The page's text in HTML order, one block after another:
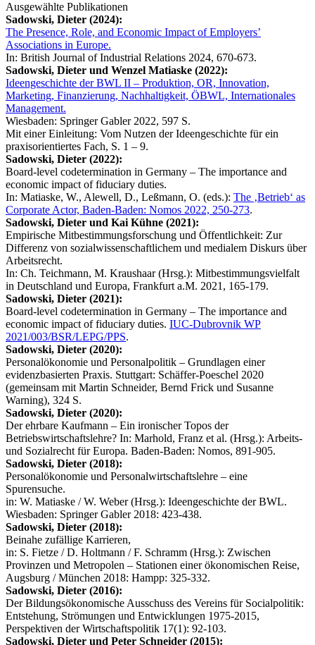
Ausgewählte Publikationen
Sadowski, Dieter (2024):
The Presence, Role, and Economic Impact of Employers’
Associations in Europe.
In: British Journal of Industrial Relations 2024, 670-673.
Sadowski, Dieter und Wenzel Matiaske (2022):
Ideengeschichte der BWL II – Produktion, OR, Innovation,
Marketing, Finanzierung, Nachhaltigkeit, ÖBWL, Internationales
Management.
Wiesbaden: Springer Gabler 2022, 597 S.
Mit einer Einleitung: Vom Nutzen der Ideengeschichte für ein
praxisorientiertes Fach, S. 1 – 9.
Sadowski, Dieter (2022):
Board-level codetermination in Germany – The importance and
economic impact of fiduciary duties.
In: Matiaske, W., Alewell, D., Leßmann, O. (eds.): The ‚Betrieb‘ as
Corporate Actor, Baden-Baden: Nomos 2022, 250-273.
Sadowski, Dieter und Kai Kühne (2021):
Empirische Mitbestimmungsforschung und Öffentlichkeit: Zur
Differenz von sozialwissenschaftlichem und medialem Diskurs über
Arbeitsrecht.
In: Ch. Teichmann, M. Kraushaar (Hrsg.): Mitbestimmungsvielfalt
in Deutschland und Europa, Frankfurt a.M. 2021, 165-179.
Sadowski, Dieter (2021):
Board-level codetermination in Germany – The importance and
economic impact of fiduciary duties. IUC-Dubrovnik WP
2021/003/BSR/LEPG/PPS.
Sadowski, Dieter (2020):
Personalökonomie und Personalpolitik – Grundlagen einer
evidenzbasierten Praxis. Stuttgart: Schäffer-Poeschel 2020
(gemeinsam mit Martin Schneider, Bernd Frick und Susanne
Warning), 324 S.
Sadowski, Dieter (2020):
Der ehrbare Kaufmann – Ein ironischer Topos der
Betriebswirtschaftslehre? In: Marhold, Franz et al. (Hrsg.): Arbeits-
und Sozialrecht für Europa. Baden-Baden: Nomos, 891-905.
Sadowski, Dieter (2018):
Personalökonomie und Personalwirtschaftslehre – eine
Spurensuche.
in: W. Matiaske / W. Weber (Hrsg.): Ideengeschichte der BWL.
Wiesbaden: Springer Gabler 2018: 423-438.
Sadowski, Dieter (2018):
Beinahe zufällige Karrieren,
in: S. Fietze / D. Holtmann / F. Schramm (Hrsg.): Zwischen
Provinzen und Metropolen – Stationen einer ökonomischen Reise,
Augsburg / München 2018: Hampp: 325-332.
Sadowski, Dieter (2016):
Der Bildungsökonomische Ausschuss des Vereins für Socialpolitik:
Entstehung, Strömungen und Entwicklungen 1975-2015,
Perspektiven der Wirtschaftspolitik 17(1): 92-103.
Sadowski, Dieter und Peter Schneider (2015):